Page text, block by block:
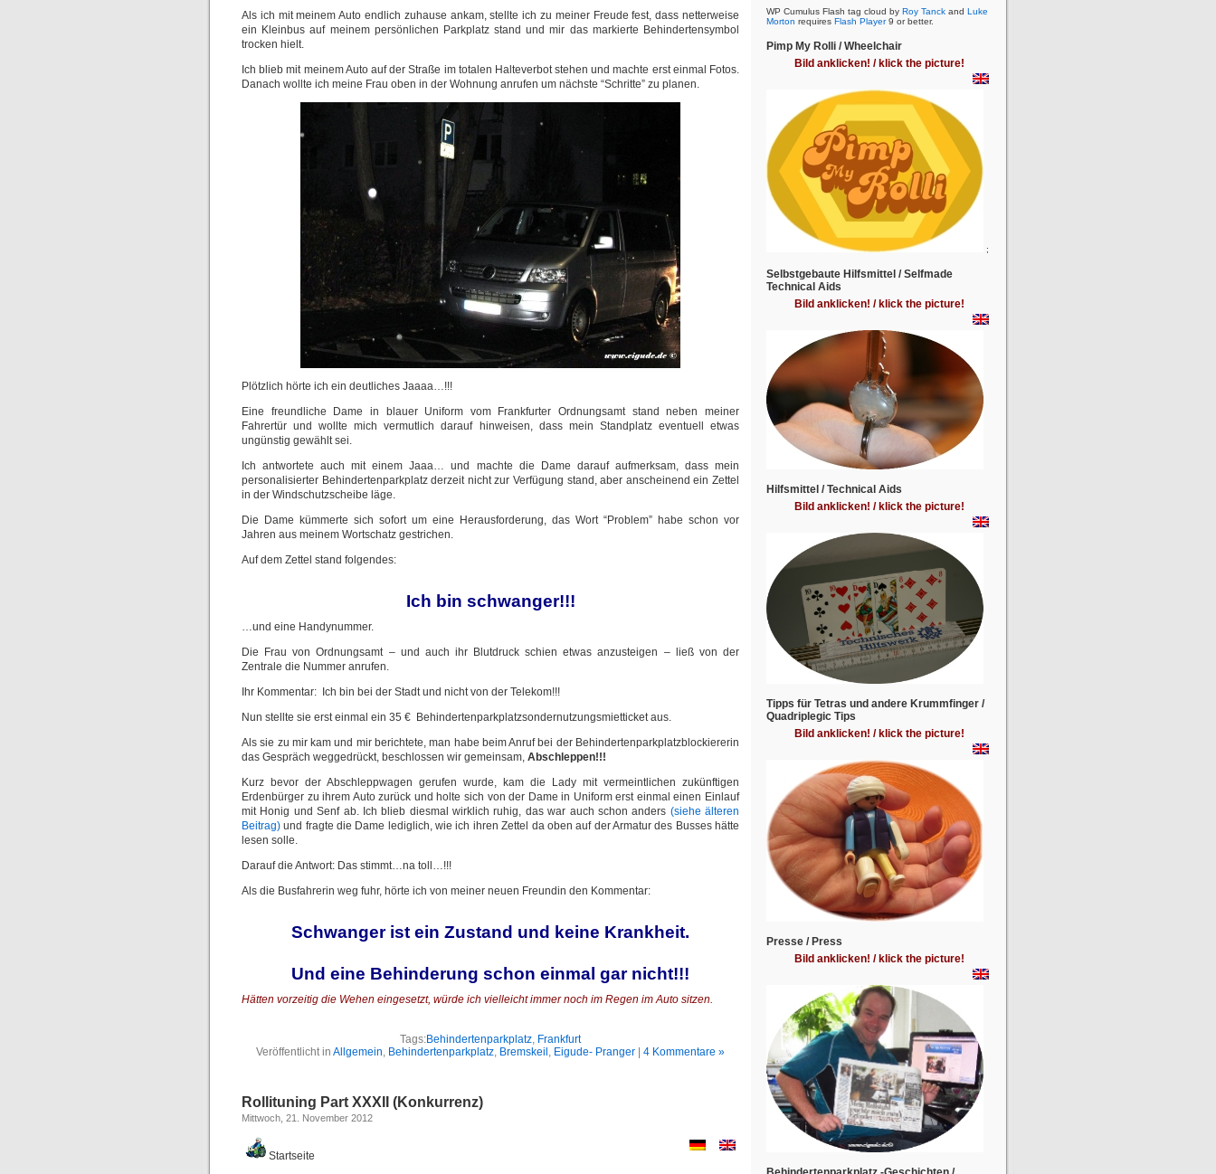
Als ich mit meinem Auto endlich zuhause ankam, stellte ich zu meiner Freude fest, dass netterweise
ein Kleinbus auf meinem persönlichen Parkplatz stand und mir das markierte Behindertensymbol
trocken hielt.
Ich blieb mit meinem Auto auf der Straße im totalen Halteverbot stehen und machte erst einmal Fotos.
Danach wollte ich meine Frau oben in der Wohnung anrufen um nächste “Schritte” zu planen.
Plötzlich hörte ich ein deutliches Jaaaa…!!!
Eine freundliche Dame in blauer Uniform vom Frankfurter Ordnungsamt stand neben meiner
Fahrertür und wollte mich vermutlich darauf hinweisen, dass mein Standplatz eventuell etwas
ungünstig gewählt sei.
Ich antwortete auch mit einem Jaaa… und machte die Dame darauf aufmerksam, dass mein
personalisierter Behindertenparkplatz derzeit nicht zur Verfügung stand, aber anscheinend ein Zettel
in der Windschutzscheibe läge.
Die Dame kümmerte sich sofort um eine Herausforderung, das Wort “Problem” habe schon vor
Jahren aus meinem Wortschatz gestrichen.
Auf dem Zettel stand folgendes:
Ich bin schwanger!!!
…und eine Handynummer.
Die Frau von Ordnungsamt – und auch ihr Blutdruck schien etwas anzusteigen – ließ von der
Zentrale die Nummer anrufen.
Ihr Kommentar: Ich bin bei der Stadt und nicht von der Telekom!!!
Nun stellte sie erst einmal ein 35 € Behindertenparkplatzsondernutzungsmietticket aus.
Als sie zu mir kam und mir berichtete, man habe beim Anruf bei der Behindertenparkplatzblockiererin
das Gespräch weggedrückt, beschlossen wir gemeinsam, Abschleppen!!!
Kurz bevor der Abschleppwagen gerufen wurde, kam die Lady mit vermeintlichen zukünftigen
Erdenbürger zu ihrem Auto zurück und holte sich von der Dame in Uniform erst einmal einen Einlauf
mit Honig und Senf ab. Ich blieb diesmal wirklich ruhig, das war auch schon anders (siehe älteren
Beitrag) und fragte die Dame lediglich, wie ich ihren Zettel da oben auf der Armatur des Busses hätte
lesen solle.
Darauf die Antwort: Das stimmt…na toll…!!!
Als die Busfahrerin weg fuhr, hörte ich von meiner neuen Freundin den Kommentar:
Schwanger ist ein Zustand und keine Krankheit.
Und eine Behinderung schon einmal gar nicht!!!
Hätten vorzeitig die Wehen eingesetzt, würde ich vielleicht immer noch im Regen im Auto sitzen.
Tags:Behindertenparkplatz, Frankfurt
Veröffentlicht in Allgemein, Behindertenparkplatz, Bremskeil , Eigude- Pranger 4 Kommentare »
Rollituning Part XXXII (Konkurrenz)
Mittwoch, 21. November 2012
Startseite
WP Cumulus Flash tag cloud by Roy Tanck and Luke
Morton requires Flash Player9 or better.
Pimp My Rolli / Wheelchair
Bild anklicken! / klick the picture!
;
Selbstgebaute Hilfsmittel / Selfmade
Technical Aids
Bild anklicken! / klick the picture!
Hilfsmittel / Technical Aids
Bild anklicken! / klick the picture!
Tipps für Tetras und andere Krummfinger /
Quadriplegic Tips
Bild anklicken! / klick the picture!
Presse / Press
Bild anklicken! / klick the picture!